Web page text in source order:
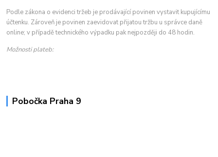
Podle zákona o evidenci tržeb je prodávající povinen vystavit kupujícímu
účtenku. Zároveň je povinen zaevidovat přijatou tržbu u správce daně
online; v případě technického výpadku pak nejpozději do 48 hodin.
Možnosti plateb:
Pobočka Praha 9